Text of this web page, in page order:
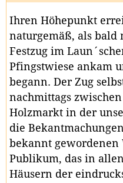
Ihren Höhepunkt
naturgemäß, als bald
Festzug im
Pfingstwiese ankam
begann. Der Zug
nachmittags
Holzmarkt in der
die
bekannt gewordenen
Publikum, das in
Häusern der